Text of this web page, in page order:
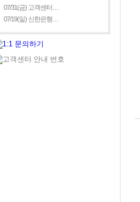
07/31(금) 고객센터…
07/19(일) 신한은행…